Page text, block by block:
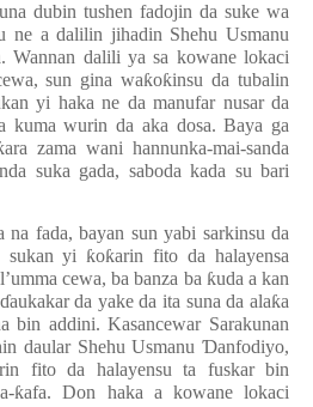
dubin tushen fadojin da suke wa
ne a dalilin jihadin Shehu Usmanu
Wannan dalili ya sa kowane lokaci
sun gina waƙoƙinsu da tubalin
yi haka ne da manufar nusar da
kuma wurin da aka dosa. Baya ga
ara zama wani hannunka-mai-sanda
suka gada, saboda kada su bari
na fada, bayan sun yabi sarkinsu da
sukan yi ƙoƙarin fito da halayensa
cewa, ba banza ba ƙuda a kan
ɗaukakar da yake da ita suna da alaƙa
bin addini. Kasancewar Sarakunan
daular Shehu UsmanuƊanfodiyo,
fito da halayensu ta fuskar bin
ƙafa. Don haka a kowane lokaci